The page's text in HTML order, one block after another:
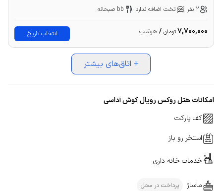
2 نفر
تخت اضافه ندارد bb صبحانه
7,700,000تومان /هرشب انتخاب تاریخ
+ اتاق‌های بیشتر
امکانات هتل روکس رویال کوش آداسی
کف پارکت
استخر رو باز
خدمات خانه داری
ماساژ پرداخت در محل